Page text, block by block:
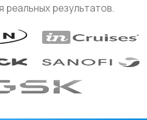
реальных результатов.